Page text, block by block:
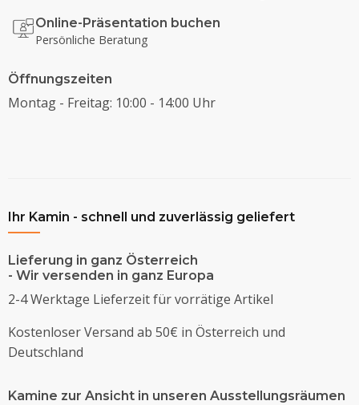
Online-Präsentation buchen
Persönliche Beratung
Öffnungszeiten
Montag - Freitag: 10:00 - 14:00 Uhr
Ihr Kamin - schnell und zuverlässig geliefert
Lieferung in ganz Österreich
- Wir versenden in ganz Europa
2-4 Werktage Lieferzeit für vorrätige Artikel
Kostenloser Versand ab 50€ in Österreich und
Deutschland
Kamine zur Ansicht in unseren Ausstellungsräumen